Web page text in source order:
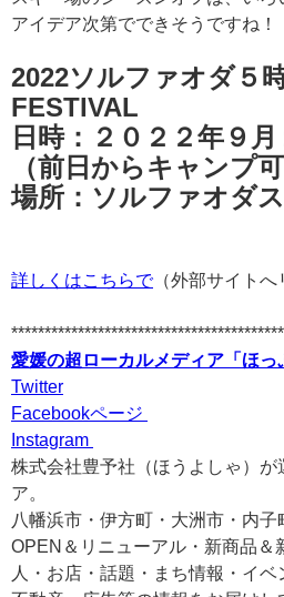
アイデア次第でできそうですね！
2022ソルファオダ５
FESTIVAL
日時：２０２２年９月
（前日からキャンプ可
場所：ソルファオダ
詳しくはこちらで（外部サイトへ
愛媛の超ローカルメディア「ほっ
Twitter
Facebookページ
Instagram
株式会社豊予社（ほうよしゃ）が
ア。
八幡浜市・伊方町・大洲市・内
OPEN＆リニューアル・新商品＆
人・お店・話題・まち情報・イベ